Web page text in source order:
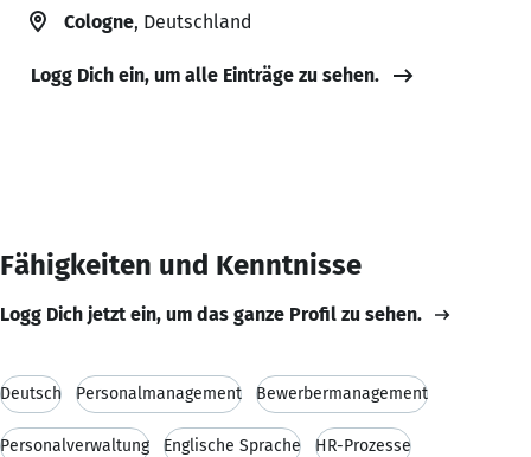
Cologne, Deutschland
Logg Dich ein, um alle Einträge zu sehen.
Fähigkeiten und Kenntnisse
Logg Dich jetzt ein, um das ganze Profil zu sehen.
Deutsch Personalmanagement Bewerbermanagement
Personalverwaltung Englische Sprache HR-Prozesse